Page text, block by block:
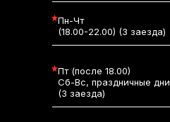
Пт (после 18.00)
Сб-Вс, праздничные дни
(3 заезда)
Пн-Чт
(18.00-22.00) (3 заезда)